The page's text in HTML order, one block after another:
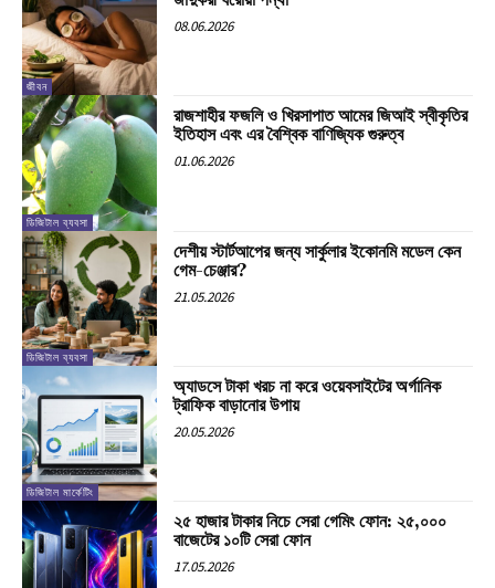
জীবন
08.06.2026
ডিজিটাল ব্যবসা
রাজশাহীর ফজলি ও খিরসাপাত আমের জিআই স্বীকৃতির
ইতিহাস এবং এর বৈশ্বিক বাণিজ্যিক গুরুত্ব
01.06.2026
ডিজিটাল ব্যবসা
দেশীয় স্টার্টআপের জন্য সার্কুলার ইকোনমি মডেল কেন
গেম-চেঞ্জার?
21.05.2026
ডিজিটাল মার্কেটিং
অ্যাডসে টাকা খরচ না করে ওয়েবসাইটের অর্গানিক
ট্রাফিক বাড়ানোর উপায়
20.05.2026
২৫ হাজার টাকার নিচে সেরা গেমিং ফোন: ২৫,০০০
বাজেটের ১০টি সেরা ফোন
17.05.2026